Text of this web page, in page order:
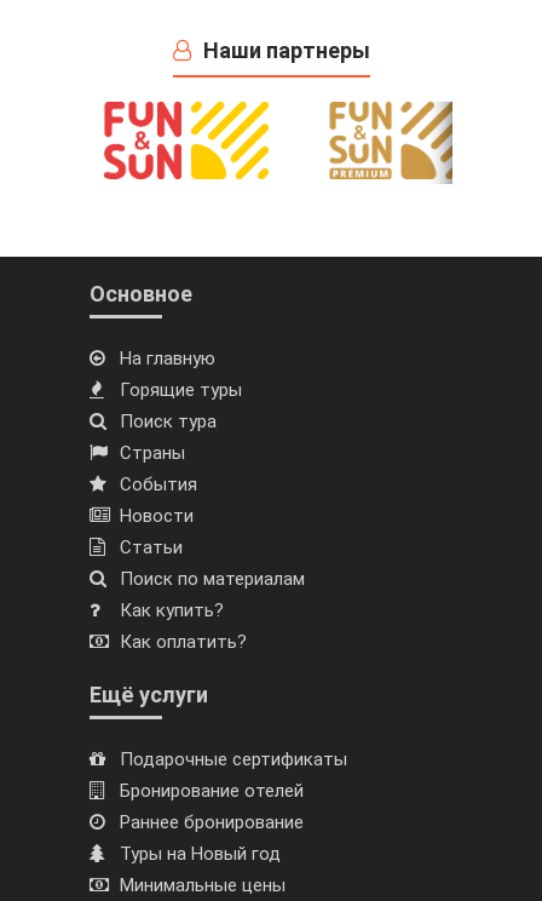
Наши партнеры
Основное
На главную
Горящие туры
Поиск тура
Страны
События
Новости
Статьи
Поиск по материалам
Как купить?
Как оплатить?
Ещё услуги
Подарочные сертификаты
Бронирование отелей
Раннее бронирование
Туры на Новый год
Минимальные цены